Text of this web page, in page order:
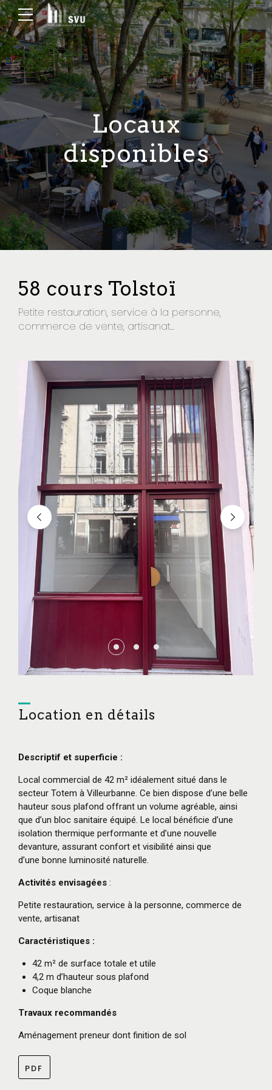
Locaux
disponibles
58 cours Tolstoï
Petite restauration, service à la personne,
commerce de vente, artisanat...
Location en détails
Descriptif et superficie :
Local commercial de 42 m² idéalement situé dans le
secteur Totem à Villeurbanne. Ce bien dispose d’une belle
hauteur sous plafond offrant un volume agréable, ainsi
que d’un bloc sanitaire équipé. Le local bénéficie d’une
isolation thermique performante et d’une nouvelle
devanture, assurant confort et visibilité ainsi que
d’une bonne luminosité naturelle.
Activités envisagées :
Petite restauration, service à la personne, commerce de
vente, artisanat
Caractéristiques :
42 m² de surface totale et utile
4,2 m d’hauteur sous plafond
Coque blanche
Travaux recommandés
Aménagement preneur dont finition de sol
PDF